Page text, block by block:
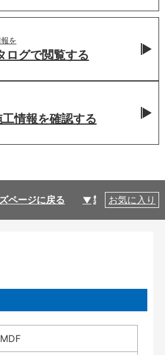
を
ログで閲覧する
情報を確認する
ページに戻る 製品仕様
お気に入り
MDF